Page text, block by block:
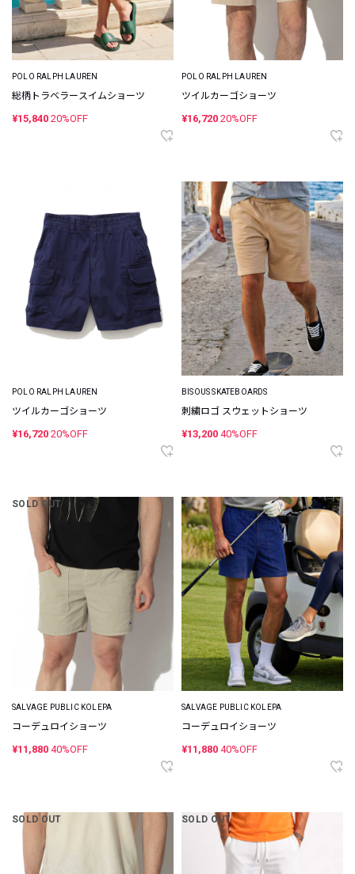
POLO RALPH LAUREN
総柄トラベラースイムショーツ
¥15,840 20%OFF
POLO RALPH LAUREN
ツイルカーゴショーツ
¥16,720 20%OFF
POLO RALPH LAUREN
ツイルカーゴショーツ
¥16,720 20%OFF
BISOUS SKATEBOARDS
刺繍ロゴ スウェットショーツ
¥13,200 40%OFF
SOLD OUT
SALVAGE PUBLIC KOLEPA
コーデュロイショーツ
¥11,880 40%OFF
SALVAGE PUBLIC KOLEPA
コーデュロイショーツ
¥11,880 40%OFF
SOLD OUT SOLD OUT